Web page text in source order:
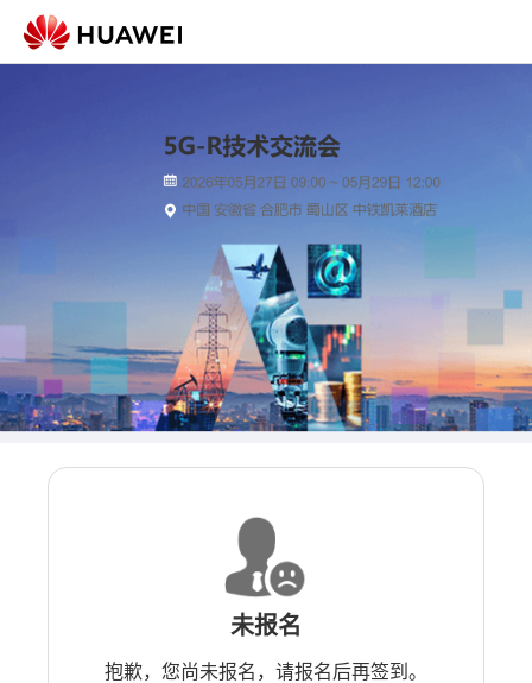
未报名
抱歉，您尚未报名，请报名后再签到。